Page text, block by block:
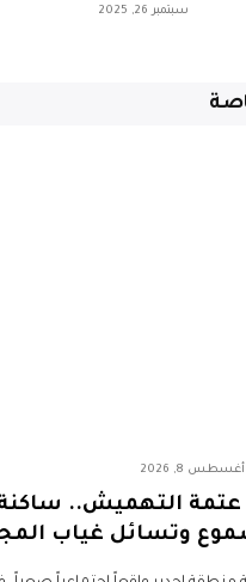
سبتمبر 26, 2025
أغسطس 8, 2026
عتمة التهميش..
وتسائل غياب